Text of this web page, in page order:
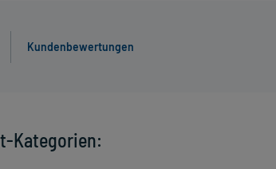
Kundenbewertungen
Kategorien: